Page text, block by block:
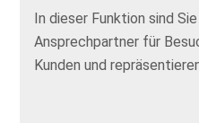
In dieser Funktion sind
Ansprechpartner für
Kunden und